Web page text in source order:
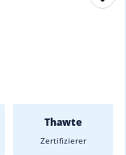
Thawte
Zertifizierer